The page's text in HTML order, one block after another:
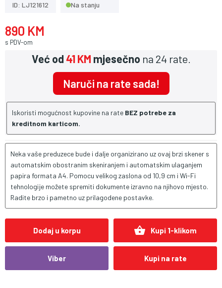
ID: LJ121612 Na stanju
890 KM
s PDV-om
Već od 41 KM mjesečno na 24 rate.
Naruči na rate sada!
Iskoristi mogućnost kupovine na rate BEZ potrebe za
kreditnom karticom.
Neka vaše preduzece bude i dalje organizirano uz ovaj brzi skener s
automatskim obostranim skeniranjem i automatskim ulaganjem
papira formata A4. Pomocu velikog zaslona od 10,9 cm i Wi-Fi
tehnologije možete spremiti dokumente izravno na njihovo mjesto.
Radite brzo i pametno uz prilagodene postavke.
Dodaj u korpu shopping_basket Kupi 1-klikom
Viber Kupi na rate